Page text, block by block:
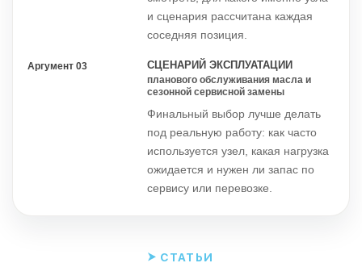
и сценария рассчитана каждая
соседняя позиция.
Аргумент 03 СЦЕНАРИЙ ЭКСПЛУАТАЦИИ
планового обслуживания масла и
сезонной сервисной замены
Финальный выбор лучше делать
под реальную работу: как часто
используется узел, какая нагрузка
ожидается и нужен ли запас по
сервису или перевозке.
СТАТЬИ